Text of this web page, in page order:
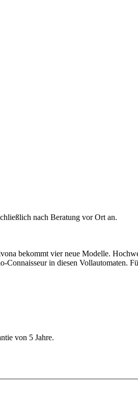
nach Beratung vor Ort an.
bekommt vier neue Modelle.
in diesen Vollautomaten.
von 5 Jahre.